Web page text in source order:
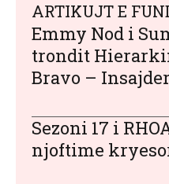
ARTIKUJT E
Emmy Nod i
trondit
Bravo – Insajder
Sezoni 17 i
njoftime